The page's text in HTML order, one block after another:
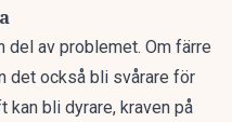
del av problemet. Om färre
det också bli svårare för
bli dyrare, kraven på